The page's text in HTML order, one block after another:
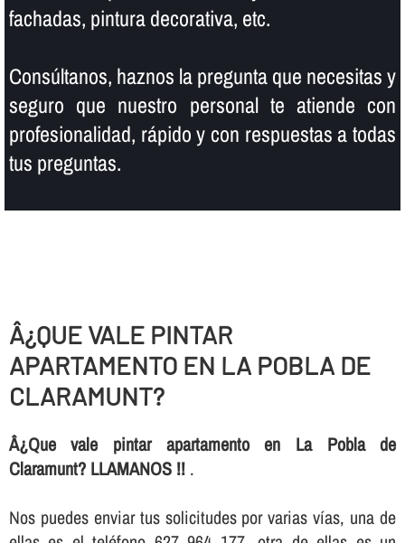
fachadas, pintura decorativa, etc.
Consúltanos, haznos la pregunta que necesitas y
seguro que nuestro personal te atiende con
profesionalidad, rápido y con respuestas a todas
tus preguntas.
Â¿QUE VALE PINTAR
APARTAMENTO EN LA POBLA DE
CLARAMUNT?
Â¿Que vale pintar apartamento en La Pobla de
Claramunt? LLAMANOS !! .
Nos puedes enviar tus solicitudes por varias ví­as, una de